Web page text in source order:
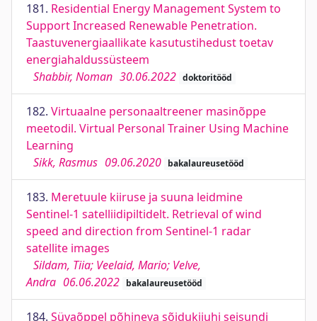
181. Residential Energy Management System to
Support Increased Renewable Penetration.
Taastuvenergiaallikate kasutustihedust toetav
energiahaldussüsteem
Shabbir, Noman 30.06.2022 doktoritööd
182. Virtuaalne personaaltreener masinõppe
meetodil. Virtual Personal Trainer Using Machine
Learning
Sikk, Rasmus 09.06.2020 bakalaureusetööd
183. Meretuule kiiruse ja suuna leidmine
Sentinel-1 satelliidipiltidelt. Retrieval of wind
speed and direction from Sentinel-1 radar
satellite images
Sildam, Tiia; Veelaid, Mario; Velve,
Andra 06.06.2022 bakalaureusetööd
184. Süvaõppel põhineva sõidukijuhi seisundi